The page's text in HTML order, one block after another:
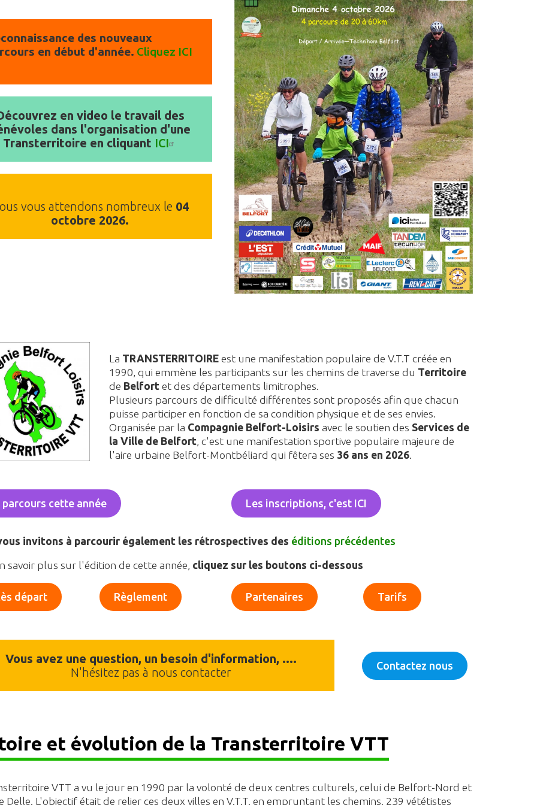
des nouveaux
en début d'année. Cliquez ICI
en video le travail des
dans l'organisation d'une
Transterritoire en cliquant ICI
vous attendons nombreux le 04
octobre 2026.
La TRANSTERRITOIRE est une manifestation populaire de V.T.T créée en
1990, qui emmène les participants sur les chemins de traverse du Territoire
de Belfort et des départements limitrophes.
Plusieurs parcours de difficulté différentes sont proposés afin que chacun
puisse participer en fonction de sa condition physique et de ses envies.
Organisée par la Compagnie Belfort-Loisirsavec le soutien des Services de
la Ville de Belfort, c'est une manifestation sportive populaire majeure de
l'aire urbaine Belfort-Montbéliard qui fêtera ses 36 ans en 2026.
parcours cette année Les inscriptions, c'est ICI
invitons à parcourir également les rétrospectives des éditions précédentes
savoir plus sur l'édition de cette année, cliquez sur les boutons ci-dessous
départ Règlement Partenaires Tarifs
Vous avez une question, un besoin d'information, ....
N'hésitez pas à nous contacter
Contactez nous
et évolution de la Transterritoire VTT
VTT a vu le jour en 1990 par la volonté de deux centres culturels, celui de Belfort-Nord et
Delle. L'objectif était de relier ces deux villes en V.T.T. en empruntant les chemins. 239 vététistes